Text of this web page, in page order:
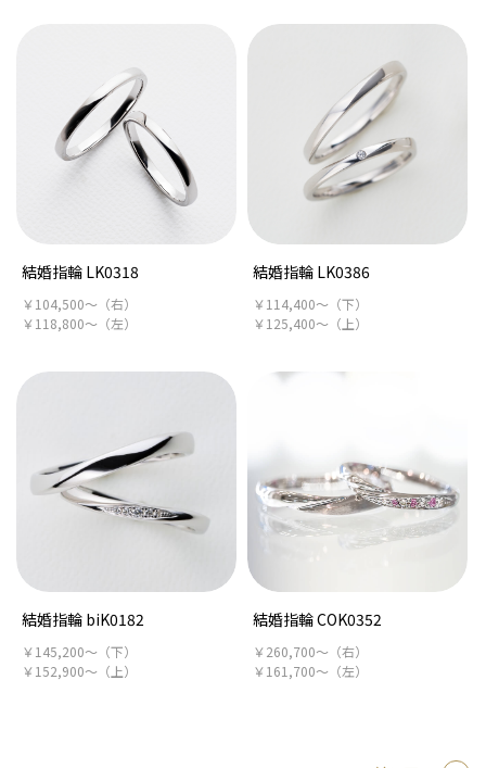
結婚指輪 LK0318
￥104,500～（右）
￥118,800～（左）
結婚指輪 LK0386
￥114,400～（下）
￥125,400～（上）
結婚指輪 biK0182
￥145,200～（下）
￥152,900～（上）
結婚指輪 COK0352
￥260,700～（右）
￥161,700～（左）